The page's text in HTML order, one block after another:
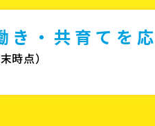
・共育てを応
点）